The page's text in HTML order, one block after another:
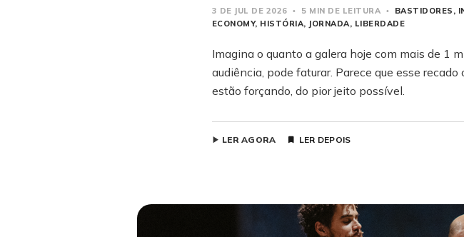
3 DE JUL DE 2026 5 MIN DE LEITURA BASTIDORES
ECONOMY HISTÓRIA JORNADA LIBERDADE
Imagina o quanto a galera hoje com mais de 1
audiência, pode faturar. Parece que esse
estão forçando, do pior jeito possível.
LER AGORA LER DEPOIS